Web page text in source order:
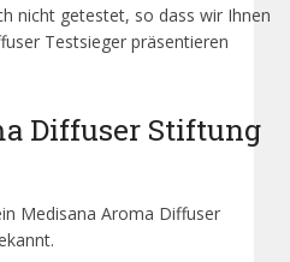
nicht getestet, so dass wir Ihnen
Testsieger präsentieren
Diffuser Stiftung
Medisana Aroma Diffuser